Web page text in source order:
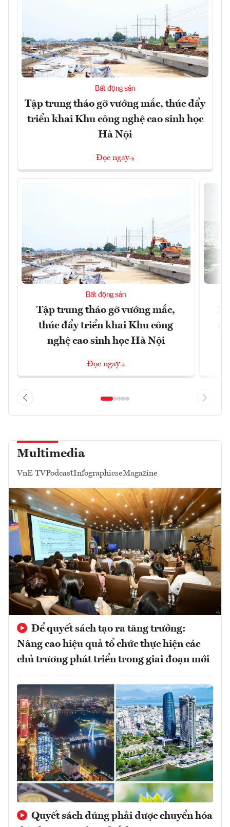
Bất động sản
Tập trung tháo gỡ vướng mắc, thúc đẩy
triển khai Khu công nghệ cao sinh học
Hà Nội
Đọc ngay
Bất động sản
Tập trung tháo gỡ vướng mắc,
thúc đẩy triển khai Khu công
nghệ cao sinh học Hà Nội
Đọc ngay
Multimedia
VnE TVPodcastInfographicseMagazine
Để quyết sách tạo ra tăng trưởng:
Nâng cao hiệu quả tổ chức thực hiện các
chủ trương phát triển trong giai đoạn mới
Quyết sách đúng phải được chuyển hóa